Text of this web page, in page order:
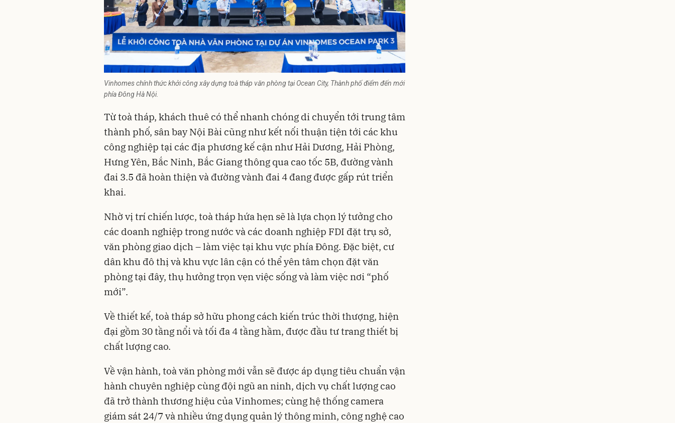
Vinhomes chính thức khởi công xây dựng toà tháp văn phòng tại Ocean City, Thành phố điểm đến mới
phía Đông Hà Nội.
Từ toà tháp, khách thuê có thể nhanh chóng di chuyển tới trung tâm
thành phố, sân bay Nội Bài cũng như kết nối thuận tiện tới các khu
công nghiệp tại các địa phương kế cận như Hải Dương, Hải Phòng,
Hưng Yên, Bắc Ninh, Bắc Giangthông qua cao tốc 5B, đường vành
đai 3.5 đã hoàn thiện và đường vành đai 4 đang được gấp rút triển
khai.
Nhờ vị trí chiến lược, toà tháp hứa hẹn sẽ là lựa chọn lý tưởng cho
các doanh nghiệp trong nước và các doanh nghiệp FDI đặt trụ sở,
văn phòng giao dịch – làm việc tại khu vực phía Đông. Đặc biệt, cư
dân khu đô thị và khu vực lân cận có thể yên tâm chọn đặt văn
phòng tại đây, thụ hưởng trọn vẹn việc sống và làm việc nơi “phố
mới”.
Về thiết kế, toà tháp sở hữu phong cách kiến trúc thời thượng, hiện
đại gồm 30 tầng nổi và tối đa 4 tầng hầm, được đầu tư trang thiết bị
chất lượng cao.
Về vận hành, toà văn phòng mới vẫn sẽ được áp dụng tiêu chuẩn vận
hành chuyên nghiệp cùng đội ngũ an ninh, dịch vụ chất lượng cao
đã trở thành thương hiệu của Vinhomes; cùng hệ thống camera
giám sát 24/7 và nhiều ứng dụng quản lý thông minh, công nghệ cao